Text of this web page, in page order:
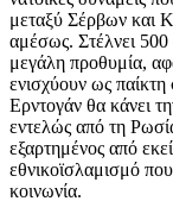
μεταξύ Σέρβων και
αμέσως. Στέλνει 500
μεγάλη προθυμία,
ενισχύουν ως
Ερντογάν θα κάνει
εντελώς από τη
εξαρτημένος από
εθνικοϊσλαμισμό
κοινωνία.